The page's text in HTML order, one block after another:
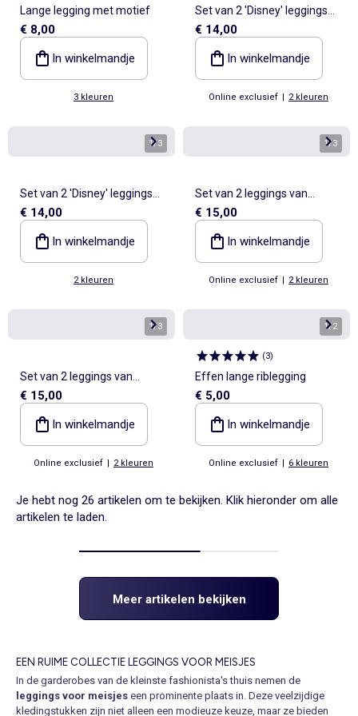
Lange legging met motief
€ 8,00
In winkelmandje
3 kleuren
Set van 2 'Disney' leggings
van jersey
€ 14,00
In winkelmandje
Online exclusief | 2 kleuren
1/3
Set van 2 'Disney' leggings
van jerseytricot
€ 14,00
In winkelmandje
2 kleuren
1/3
Set van 2 leggings van
ribfluweel
€ 15,00
In winkelmandje
Online exclusief | 2 kleuren
1/3
Set van 2 leggings van
ribfluweel
€ 15,00
In winkelmandje
Online exclusief | 2 kleuren
1/2
(3)
Effen lange riblegging
€ 5,00
In winkelmandje
Online exclusief | 6 kleuren
Je hebt nog 26 artikelen om te bekijken. Klik hieronder om alle
artikelen te laden.
Meer artikelen bekijken
EEN RUIME COLLECTIE LEGGINGS VOOR MEISJES
In de garderobes van de kleinste fashionista's thuis nemen de
leggings voor meisjes een prominente plaats in. Deze veelzijdige
kledingstukken zijn niet alleen een modieuze keuze, maar ze bieden